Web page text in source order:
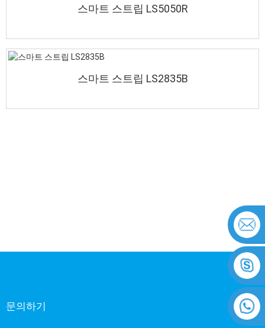
스마트 스트립 LS5050R
스마트 스트립 LS2835B
문의하기